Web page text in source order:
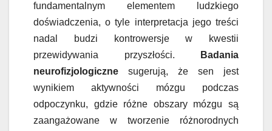
fundamentalnym elementem ludzkiego
doświadczenia, o tyle interpretacja jego treści
nadal budzi kontrowersje w kwestii
przewidywania przyszłości.
Badania
neurofizjologiczne sugerują, że sen jest
wynikiem aktywności mózgu podczas
odpoczynku, gdzie różne obszary mózgu są
zaangażowane w tworzenie różnorodnych